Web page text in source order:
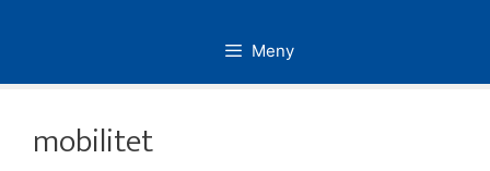
Meny
mobilitet